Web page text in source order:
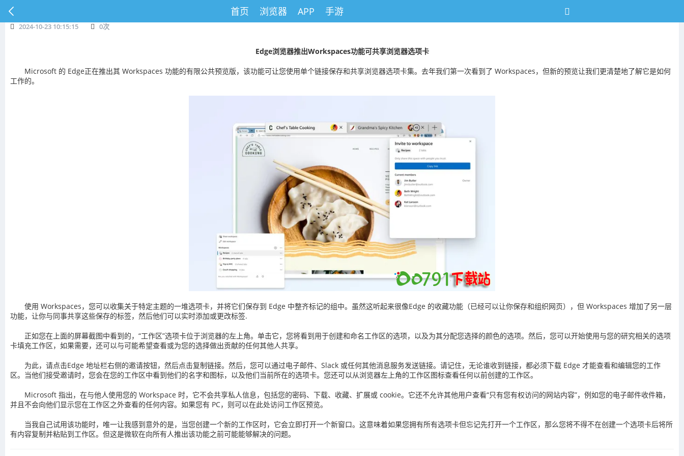
首页 浏览器 APP 手游
2024-10-23 10:15:15 0次
Edge浏览器推出Workspaces功能可共享浏览器选项卡
Microsoft 的 Edge正在推出其 Workspaces 功能的有限公共预览版，该功能可让您使用单个链接保存和共享浏览器选项卡集。去年我们第一次看到了 Workspaces，但新的预览让我们更清楚地了解它是如何
工作的。
使用 Workspaces，您可以收集关于特定主题的一堆选项卡，并将它们保存到 Edge 中整齐标记的组中。虽然这听起来很像Edge 的收藏功能（已经可以让你保存和组织网页），但 Workspaces 增加了另一层
功能，让你与同事共享这些保存的标签，然后他们可以实时添加或更改标签.
正如您在上面的屏幕截图中看到的，“工作区”选项卡位于浏览器的左上角。单击它，您将看到用于创建和命名工作区的选项，以及为其分配您选择的颜色的选项。然后，您可以开始使用与您的研究相关的选项
卡填充工作区，如果需要，还可以与可能希望查看或为您的选择做出贡献的任何其他人共享。
为此，请点击Edge 地址栏右侧的邀请按钮，然后点击复制链接。然后，您可以通过电子邮件、Slack 或任何其他消息服务发送链接。请记住，无论谁收到链接，都必须下载 Edge 才能查看和编辑您的工作
区。当他们接受邀请时，您会在您的工作区中看到他们的名字和图标，以及他们当前所在的选项卡。您还可以从浏览器左上角的工作区图标查看任何以前创建的工作区。
Microsoft 指出，在与他人使用您的 Workspace 时，它不会共享私人信息，包括您的密码、下载、收藏、扩展或 cookie。它还不允许其他用户查看“只有您有权访问的网站内容”，例如您的电子邮件收件箱，
并且不会向他们显示您在工作区之外查看的任何内容。如果您有 PC，则可以在此处访问工作区预览。
当我自己试用该功能时，唯一让我感到意外的是，当您创建一个新的工作区时，它会立即打开一个新窗口。这意味着如果您拥有所有选项卡但忘记先打开一个工作区，那么您将不得不在创建一个选项卡后将所
有内容复制并粘贴到工作区。但这是微软在向所有人推出该功能之前可能能够解决的问题。